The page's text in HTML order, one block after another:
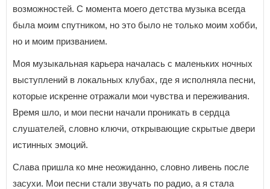
возможностей. С момента моего детства музыка всегда
была моим спутником, но это было не только моим хобби,
но и моим призванием.
Моя музыкальная карьера началась с маленьких ночных
выступлений в локальных клубах, где я исполняла песни,
которые искренне отражали мои чувства и переживания.
Время шло, и мои песни начали проникать в сердца
слушателей, словно ключи, открывающие скрытые двери
истинных эмоций.
Слава пришла ко мне неожиданно, словно ливень после
засухи. Мои песни стали звучать по радио, а я стала